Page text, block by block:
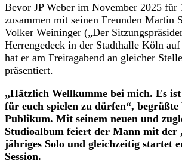
Bevor JP Weber im November 2025 für
zusammen mit seinen Freunden Martin
Volker Weininger („Der
Herrengedeck in der Stadthalle Köln
hat er am Freitagabend an gleicher
präsentiert.
„Hätzlich Wellkumme bei mich. Es
für euch spielen zu dürfen“, begrüßte
Publikum. Mit seinem neuen und
Studioalbum feiert der Mann mit der
jähriges Solo und gleichzeitig startet
Session.